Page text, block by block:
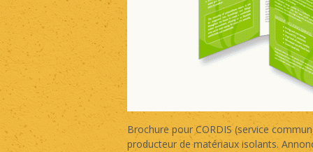
Brochure pour CORDIS (service
producteur de matériaux isolants.